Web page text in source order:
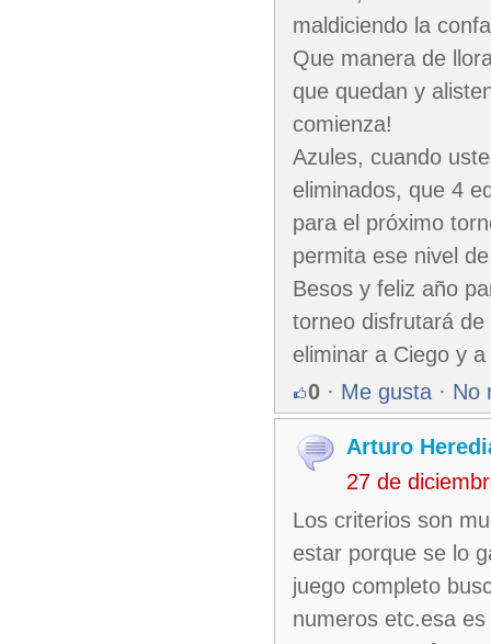
maldiciendo la
Que manera de
que quedan y
comienza!
Azules, cuando
eliminados, que 4
para el próximo
permita ese nivel
Besos y feliz año
torneo disfrutará
eliminar a Ciego y
0 · Me gusta · No
Arturo
27 de
Los criterios son
estar porque se lo
juego completo
numeros etc.esa